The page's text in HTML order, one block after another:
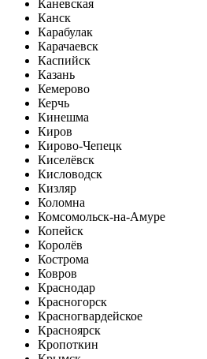
Каневская
Канск
Карабулак
Карачаевск
Каспийск
Казань
Кемерово
Керчь
Кинешма
Киров
Кирово-Чепецк
Киселёвск
Кисловодск
Кизляр
Коломна
Комсомольск-на-Амуре
Копейск
Королёв
Кострома
Ковров
Краснодар
Красногорск
Красногвардейское
Красноярск
Кропоткин